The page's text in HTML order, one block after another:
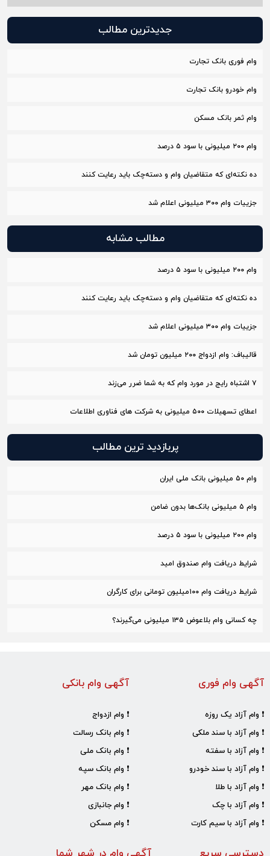
جدیدترین مطالب
وام فوری بانک تجارت
وام خودرو بانک تجارت
وام ثمر بانک مسکن
وام ۲۰۰ میلیونی با سود ۵ درصد
ده نکته‌ای که متقاضیان وام و دسته‌چک باید رعایت کنند
جزییات وام ۳۰۰ میلیونی اعلام شد
مطالب مشابه
وام ۲۰۰ میلیونی با سود ۵ درصد
ده نکته‌ای که متقاضیان وام و دسته‌چک باید رعایت کنند
جزییات وام ۳۰۰ میلیونی اعلام شد
قالیباف: وام ازدواج ٢٠٠ میلیون تومان شد
۷ اشتباه رایج در مورد وام که به شما ضرر می‌زند
اعطای تسهیلات ۵۰۰ میلیونی به شرکت های فناوری اطلاعات
پربازدید ترین مطالب
وام ۵۰ میلیونی بانک ملی ایران
وام ۵ میلیونی بانک‌ها بدون ضامن
وام ۲۰۰ میلیونی با سود ۵ درصد
شرایط دریافت وام صندوق امید
شرایط دریافت وام ۱۰۰میلیون تومانی برای کارگران
چه کسانی وام بلاعوض ۱۳۵ میلیونی می‌گیرند؟
آگهی وام بانکی
❗ وام ازدواج
❗ وام بانک رسالت
❗ وام بانک ملی
❗ وام بانک سپه
❗ وام بانک مهر
❗ وام جانبازی
❗ وام مسکن
آگهی وام فوری
❗ وام آزاد یک روزه
❗ وام آزاد با سند ملکی
❗ وام آزاد با سفته
❗ وام آزاد با سند خودرو
❗ وام آزاد با طلا
❗ وام آزاد با چک
❗ وام آزاد با سیم کارت